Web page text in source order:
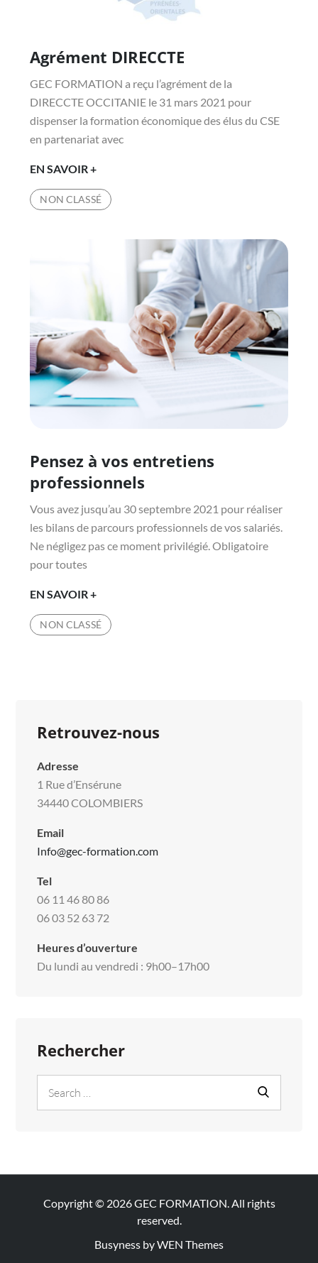
Posted
Agrément DIRECCTE
GEC FORMATION a reçu l’agrément de la
DIRECCTE OCCITANIE le 31 mars 2021 pour
dispenser la formation économique des élus du CSE
en partenariat avec
EN SAVOIR +AGRÉMENT
DIRECCTE
NON CLASSÉ
Posted
Pensez à vos entretiens
professionnels
Vous avez jusqu’au 30 septembre 2021 pour réaliser
les bilans de parcours professionnels de vos salariés.
Ne négligez pas ce moment privilégié. Obligatoire
pour toutes
EN SAVOIR +PENSEZ
À
VOS
NON CLASSÉ
Retrouvez-nous
Adresse
1 Rue d’Ensérune
34440 COLOMBIERS
Email
Info@gec-formation.com
Tel
06 11 46 80 86
06 03 52 63 72
Heures d’ouverture
Du lundi au vendredi : 9h00–17h00
Rechercher
for:
Copyright © 2026GEC FORMATION . All rights
reserved.
Busyness byWEN Themes